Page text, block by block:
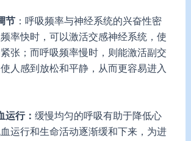
节：呼吸频率与神经系统的兴奋性密
率快时，可以激活交感神经系统，使
张；而呼吸频率慢时，则能激活副交
人感到放松和平静，从而更容易进入
运行： 缓慢均匀的呼吸有助于降低心
运行和生命活动逐渐缓和下来，为进